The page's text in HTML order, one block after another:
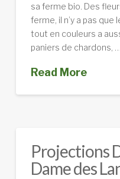
sa ferme bio. Des
ferme, il n’y a pas que
tout en couleurs a
paniers de chardons, …
Read More
Projections
Dame des